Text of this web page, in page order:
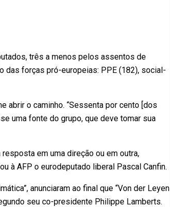
três a menos pelos assentos de
das forças pró-europeias: PPE (182), social-
abrir o caminho. “Sessenta por cento [dos
uma fonte do grupo, que deve tomar sua
em uma direção ou em outra,
à AFP o eurodeputado liberal Pascal Canfin.
anunciaram ao final que “Von der Leyen
seu co-presidente Philippe Lamberts.